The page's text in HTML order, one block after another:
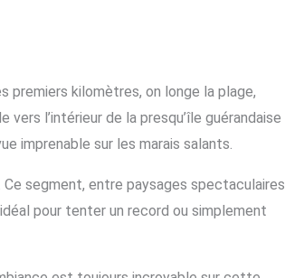
premiers kilomètres, on longe la plage,
l’intérieur de la presqu’île guérandaise
imprenable sur les marais salants.
segment, entre paysages spectaculaires
pour tenter un record ou simplement